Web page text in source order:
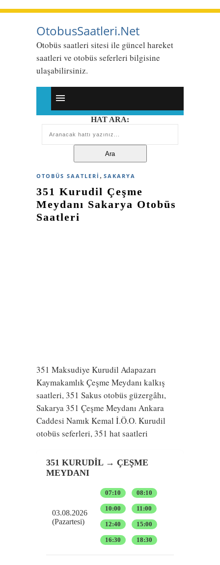
OtobusSaatleri.Net
Otobüs saatleri sitesi ile güncel hareket
saatleri ve otobüs seferleri bilgisine
ulaşabilirsiniz.
HAT ARA:
OTOBÜS SAATLERI , SAKARYA
351 Kurudil Çeşme
Meydanı Sakarya Otobüs
Saatleri
351 Maksudiye Kurudil Adapazarı
Kaymakamlık Çeşme Meydanı kalkış
saatleri, 351 Sakus otobüs güzergâhı,
Sakarya 351 Çeşme Meydanı Ankara
Caddesi Namık Kemal İ.Ö.O. Kurudil
otobüs seferleri, 351 hat saatleri
351 KURUDİL → ÇEŞME
MEYDANI
03.08.2026
(Pazartesi)
07:10 08:10
10:00 11:00
12:40 15:00
16:30 18:30